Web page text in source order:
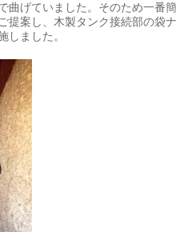
曲げていました。そのため一番簡
提案し、木製タンク接続部の袋ナ
しました。